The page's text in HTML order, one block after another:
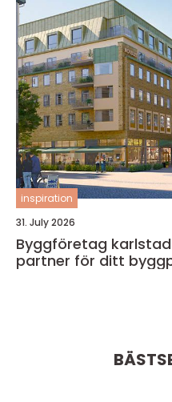
inspiration
31. July 2026
Byggföretag karlstad så väljer du rätt
partner för ditt